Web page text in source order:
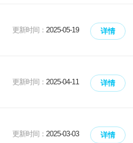
更新时间： 2025-05-19 详情
更新时间： 2025-04-11 详情
更新时间： 2025-03-03 详情